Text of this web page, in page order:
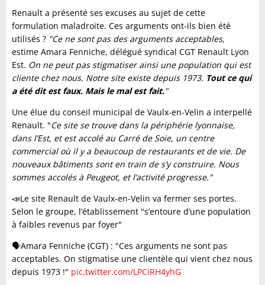
Renault a présenté ses excuses au sujet de cette
formulation maladroite. Ces arguments ont-ils bien été
utilisés ? "Ce ne sont pas des arguments acceptables,
estime Amara Fenniche, délégué syndical CGT Renault Lyon
Est. On ne peut pas stigmatiser ainsi une population qui est
cliente chez nous. Notre site existe depuis 1973. Tout ce qui
a été dit est faux. Mais le mal est fait."
Une élue du conseil municipal de Vaulx-en-Velin a interpellé
Renault. "Ce site se trouve dans la périphérie lyonnaise,
dans l’Est, et est accolé au Carré de Soie, un centre
commercial où il y a beaucoup de restaurants et de vie. De
nouveaux bâtiments sont en train de s’y construire. Nous
sommes accolés à Peugeot, et l’activité progresse."
📣Le site Renault de Vaulx-en-Velin va fermer ses portes.
Selon le groupe, l’établissement "s’entoure d’une population
à faibles revenus par foyer"
🗣Amara Fenniche (CGT) : "Ces arguments ne sont pas
acceptables. On stigmatise une clientèle qui vient chez nous
depuis 1973 !" pic.twitter.com/LPCiRH4yhG